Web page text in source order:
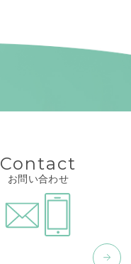
Contact
お問い合わせ